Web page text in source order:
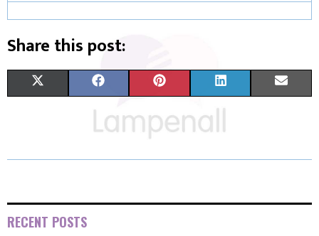
Share this post:
W
C
E
N
T K I
RECENT POSTS